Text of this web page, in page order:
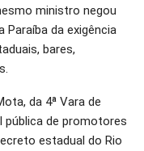
ministro negou
Paraíba da exigência
bares,
da 4ª Vara de
pública de promotores
estadual do Rio